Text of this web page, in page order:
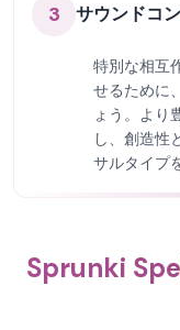
3 サウンドコ
特別な相互
せるために
ょう。より
し、創造性
サルタイプ
Sprunki